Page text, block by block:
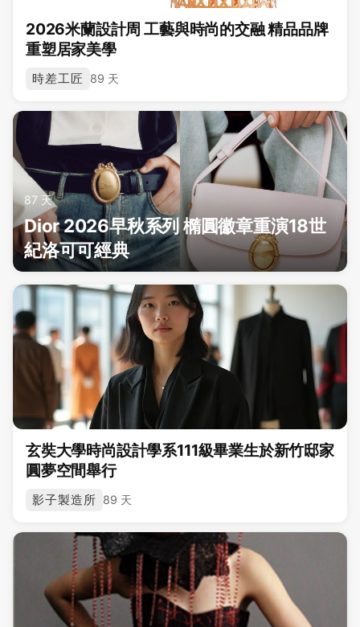
2026米蘭設計周 工藝與時尚的交融 精品品牌
重塑居家美學
時差工匠 89 天
87 天
Dior 2026早秋系列 橢圓徽章重演18世
紀洛可可經典
玄奘大學時尚設計學系111級畢業生於新竹邸家
圓夢空間舉行
影子製造所 89 天